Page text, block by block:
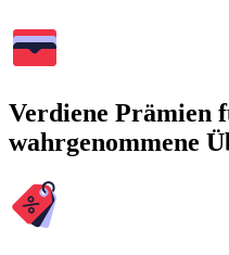
Verdiene Prämien
wahrgenommene